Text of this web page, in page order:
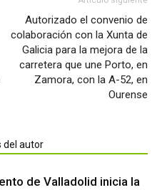
Autorizado el convenio de
colaboración con la Xunta de
Galicia para la mejora de la
carretera que une Porto, en
Zamora, con la A-52, en
Ourense
del autor
de Valladolid inicia la